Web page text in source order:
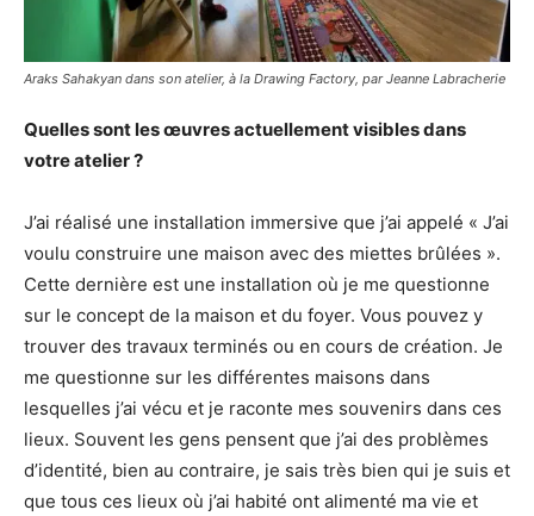
Araks Sahakyan dans son atelier, à la Drawing Factory, par Jeanne Labracherie
Quelles sont les œuvres actuellement visibles dans
votre atelier ?
J’ai réalisé une installation immersive que j’ai appelé « J’ai
voulu construire une maison avec des miettes brûlées ».
Cette dernière est une installation où je me questionne
sur le concept de la maison et du foyer. Vous pouvez y
trouver des travaux terminés ou en cours de création. Je
me questionne sur les différentes maisons dans
lesquelles j’ai vécu et je raconte mes souvenirs dans ces
lieux. Souvent les gens pensent que j’ai des problèmes
d’identité, bien au contraire, je sais très bien qui je suis et
que tous ces lieux où j’ai habité ont alimenté ma vie et